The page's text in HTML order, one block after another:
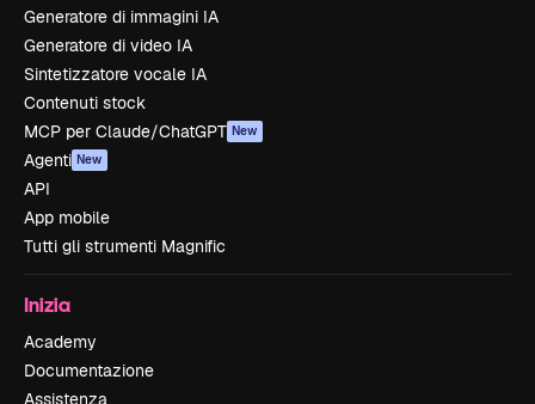
Generatore di immagini IA
Generatore di video IA
Sintetizzatore vocale IA
Contenuti stock
MCP per Claude/ChatGPT New
Agenti New
API
App mobile
Tutti gli strumenti Magnific
Inizia
Academy
Documentazione
Assistenza